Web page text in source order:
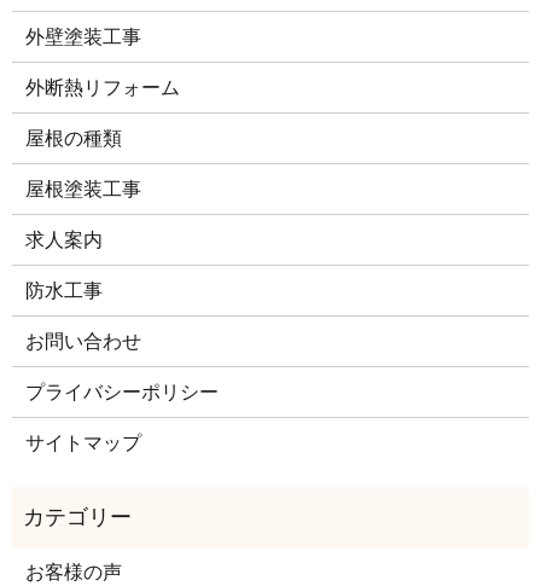
外壁塗装工事
外断熱リフォーム
屋根の種類
屋根塗装工事
求人案内
防水工事
お問い合わせ
プライバシーポリシー
サイトマップ
お客様の声